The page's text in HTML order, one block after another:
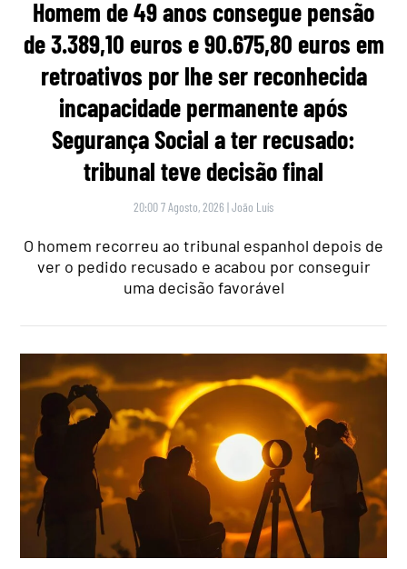
Homem de 49 anos consegue pensão
de 3.389,10 euros e 90.675,80 euros em
retroativos por lhe ser reconhecida
incapacidade permanente após
Segurança Social a ter recusado:
tribunal teve decisão final
20:00 7 Agosto, 2026 |João Luís
O homem recorreu ao tribunal espanhol depois de
ver o pedido recusado e acabou por conseguir
uma decisão favorável